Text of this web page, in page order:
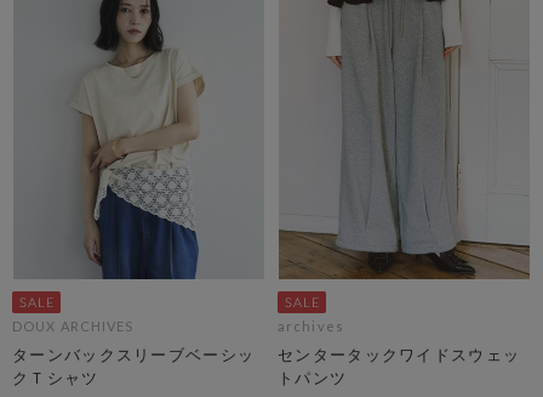
DOUX ARCHIVES
ターンバックスリーブベーシッ
クＴシャツ
archives
センタータックワイドスウェッ
トパンツ